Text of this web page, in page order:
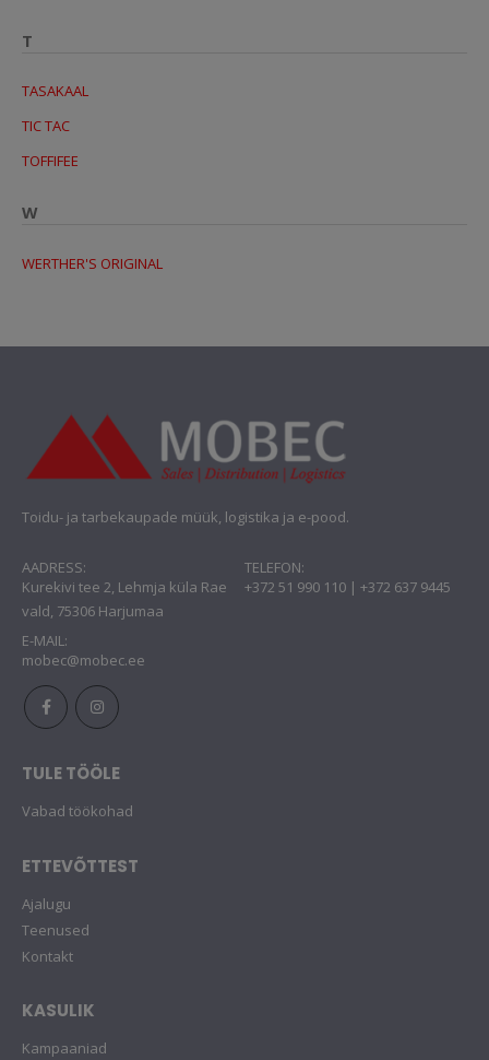
T
TASAKAAL
TIC TAC
TOFFIFEE
W
WERTHER'S ORIGINAL
Toidu- ja tarbekaupade müük, logistika ja e-pood.
AADRESS:
Kurekivi tee 2, Lehmja küla Rae
vald, 75306 Harjumaa
TELEFON:
+372 51 990 110 | +372 637 9445
E-MAIL:
mobec@mobec.ee
TULE TÖÖLE
Vabad töökohad
ETTEVÕTTEST
Ajalugu
Teenused
Kontakt
KASULIK
Kampaaniad